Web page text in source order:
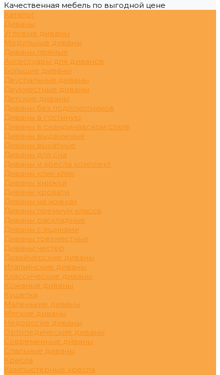
Качественная мебель по выгодной цене
Каталог
Диваны
Угловые диваны
Модульные диваны
Диваны прямые
Аксессуары для диванов
Большие диваны
Двуспальные диваны
Двухместные диваны
Детские диваны
Диваны без подлокотников
Диваны в гостиную
Диваны в скандинавском стиле
Диваны выдвижные
Диваны выкатные
Диваны для сна
Диваны и кресла комплект
Диваны клик кляк
Диваны книжки
Диваны кровати
Диваны на ножках
Диваны премиум класса
Диваны раскладные
Диваны с ящиками
Диваны трехместные
Диваны честер
Дизайнерские диваны
Итальянские диваны
Классические диваны
Кожаные диваны
Кушетки
Маленькие диваны
Мягкие диваны
Недорогие диваны
Ортопедические диваны
Современные диваны
Спальные диваны
Кресла
Компьютерные кресла